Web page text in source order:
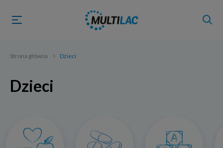
Strona główna Dzieci
Dzieci